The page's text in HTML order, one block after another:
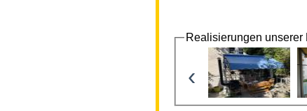
Realisierungen unserer
‹